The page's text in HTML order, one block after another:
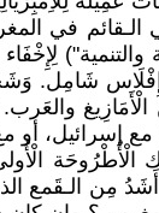
الـقائم في
إِفْلَاس شَامِل.
إسرائيل، أو
الْأُطْرُوحَة
أَشَدُ مِن الـقَمع